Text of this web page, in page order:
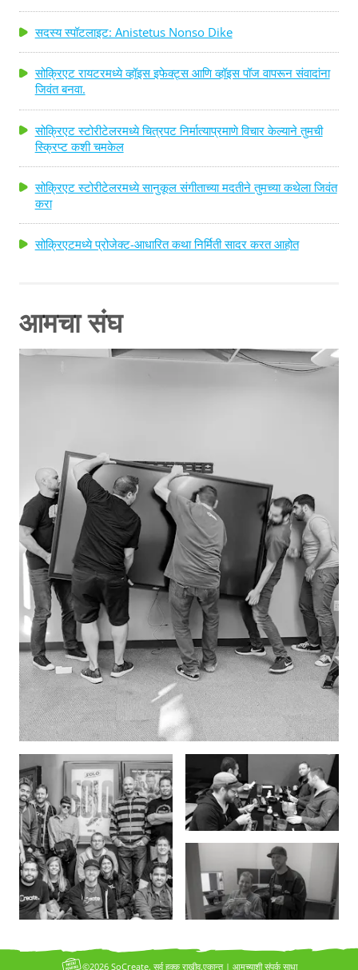
सदस्य स्पॉटलाइट: Anistetus Nonso Dike
सोक्रिएट रायटरमध्ये व्हॉइस इफेक्ट्स आणि व्हॉइस पॉज वापरून संवादांना
जिवंत बनवा.
सोक्रिएट स्टोरीटेलरमध्ये चित्रपट निर्मात्याप्रमाणे विचार केल्याने तुमची
स्क्रिप्ट कशी चमकेल
सोक्रिएट स्टोरीटेलरमध्ये सानुकूल संगीताच्या मदतीने तुमच्या कथेला जिवंत
करा
सोक्रिएटमध्ये प्रोजेक्ट-आधारित कथा निर्मिती सादर करत आहोत
आमचा संघ
एकान्त|आमच्याशी संपर्क साधा
©2026 SoCreate. सर्व हक्क राखीव.